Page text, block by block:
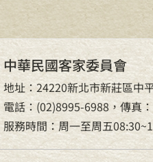
中華民國客家委員會
地址：24220新北市新莊區中
電話：(02)8995-6988，傳真
服務時間：周一至周五